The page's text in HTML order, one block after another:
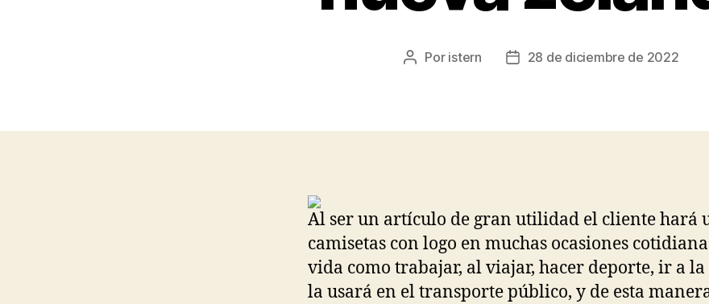
Autor
Por istern
Fecha28 de diciembre de 2022
Al ser un artículo de gran utilidad el cliente hará
camisetas con logo en muchas ocasiones
vida como trabajar, al viajar, hacer deporte, ir a
la usará en el transporte público, y de esta